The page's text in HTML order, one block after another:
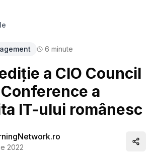
6 minute
a CIO Council
a
IT-ului românesc
2022